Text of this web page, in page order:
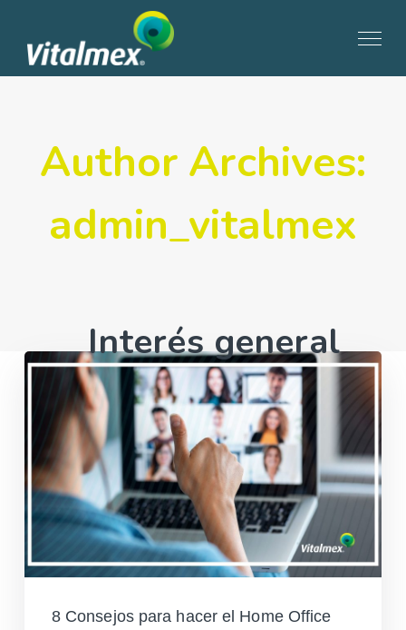
Author Archives:
admin_vitalmex
Interés general
8 Consejos para hacer el Home Office